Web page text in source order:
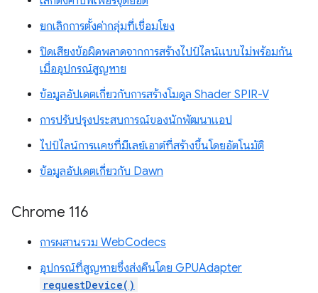
ยกเลิกการตั้งค่ากลุ่มที่เชื่อมโยง
ปิดเสียงข้อผิดพลาดจากการสร้างไปป์ไลน์แบบไม่พร้อมกัน
เมื่ออุปกรณ์สูญหาย
ข้อมูลอัปเดตเกี่ยวกับการสร้างโมดูล Shader SPIR-V
การปรับปรุงประสบการณ์ของนักพัฒนาแอป
ไปป์ไลน์การแคชที่มีเลย์เอาต์ที่สร้างขึ้นโดยอัตโนมัติ
ข้อมูลอัปเดตเกี่ยวกับ Dawn
Chrome 116
การผสานรวม WebCodecs
อุปกรณ์ที่สูญหายซึ่งส่งคืนโดย GPUAdapter
requestDevice()